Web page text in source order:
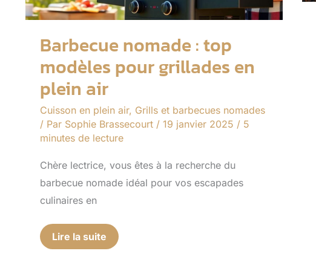
Barbecue nomade : top
modèles pour grillades en
plein air
Cuisson en plein air, Grills et barbecues nomades
/ Par Sophie Brassecourt / 19 janvier 2025 / 5
minutes de lecture
Chère lectrice, vous êtes à la recherche du
barbecue nomade idéal pour vos escapades
culinaires en
air
Lire la suite